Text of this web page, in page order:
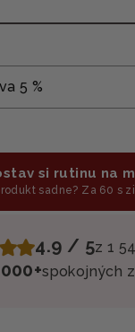
5 %
si rutinu na
sadne? Za 60 s
4.9 / 5z 1
spokojných